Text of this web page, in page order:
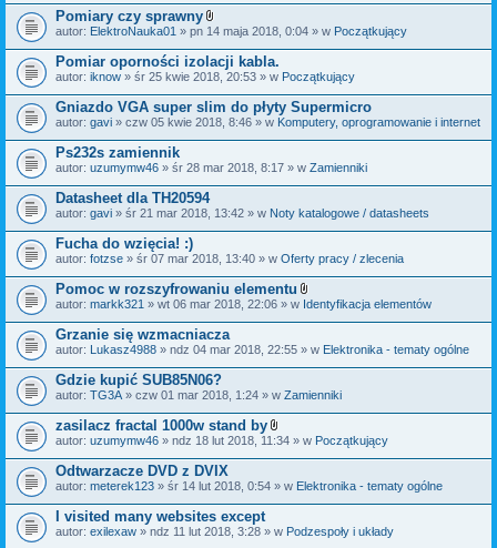
ł
c
z
i
k
i
Pomiary czy sprawny
Z
ł
ą
c
z
n
i
autor: ElektroNauka01 » pn 14 maja 2018, 0:04 » w Początkujący
Pomiar oporności izolacji kabla.
autor: iknow » śr 25 kwie 2018, 20:53 » w Początkujący
Gniazdo VGA super slim do płyty Supermicro
autor: gavi » czw 05 kwie 2018, 8:46 » w Komputery, oprogramowanie i internet
Ps232s zamiennik
autor: uzumymw46 » śr 28 mar 2018, 8:17 » w Zamienniki
Datasheet dla TH20594
autor: gavi » śr 21 mar 2018, 13:42 » w Noty katalogowe / datasheets
Fucha do wzięcia! :)
autor: fotzse » śr 07 mar 2018, 13:40 » w Oferty pracy / zlecenia
Pomoc w rozszyfrowaniu elementu
Z
ł
c
z
i
autor: markk321 » wt 06 mar 2018, 22:06 » w Identyfikacja elementów
Grzanie się wzmacniacza
autor: Lukasz4988 » ndz 04 mar 2018, 22:55 » w Elektronika - tematy ogólne
Gdzie kupić SUB85N06?
autor: TG3A » czw 01 mar 2018, 1:24 » w Zamienniki
zasilacz fractal 1000w stand by
Z
ł
c
z
i
autor: uzumymw46 » ndz 18 lut 2018, 11:34 » w Początkujący
Odtwarzacze DVD z DVIX
autor: meterek123 » śr 14 lut 2018, 0:54 » w Elektronika - tematy ogólne
I visited many websites except
autor: exilexaw » ndz 11 lut 2018, 3:28 » w Podzespoły i układy